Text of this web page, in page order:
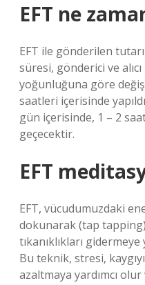
EFT ne
EFT ile gönderilen
süresi, gönderici ve
yoğunluğuna göre
saatleri içerisinde
gün içerisinde, 1 – 2
geçecektir.
EFT
EFT, vücudumuzdaki
dokunarak (tap
tıkanıklıkları
Bu teknik, stresi,
azaltmaya yardımcı olur